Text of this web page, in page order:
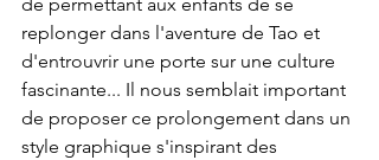
de permettant aux enfants de se
replonger dans l'aventure de Tao et
d'entrouvrir une porte sur une culture
fascinante... Il nous semblait important
de proposer ce prolongement dans un
style graphique s'inspirant des